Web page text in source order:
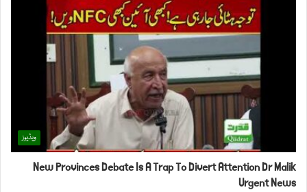
ویڈیوز
New Provinces Debate Is A Trap To Divert Attention Dr Malik
Urgent News